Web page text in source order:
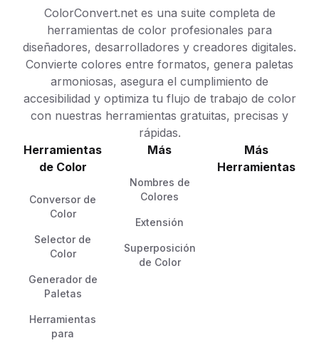
ColorConvert.net es una suite completa de
herramientas de color profesionales para
diseñadores, desarrolladores y creadores digitales.
Convierte colores entre formatos, genera paletas
armoniosas, asegura el cumplimiento de
accesibilidad y optimiza tu flujo de trabajo de color
con nuestras herramientas gratuitas, precisas y
rápidas.
Herramientas
de Color
Conversor de
Color
Selector de
Color
Generador de
Paletas
Herramientas
para
Más
Nombres de
Colores
Extensión
Superposición
de Color
Más
Herramientas